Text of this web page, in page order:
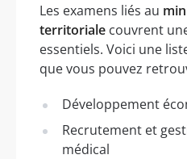
Les examens liés au
territoriale couvrent
essentiels. Voici une
que vous pouvez
Développement
Recrutement et
médical